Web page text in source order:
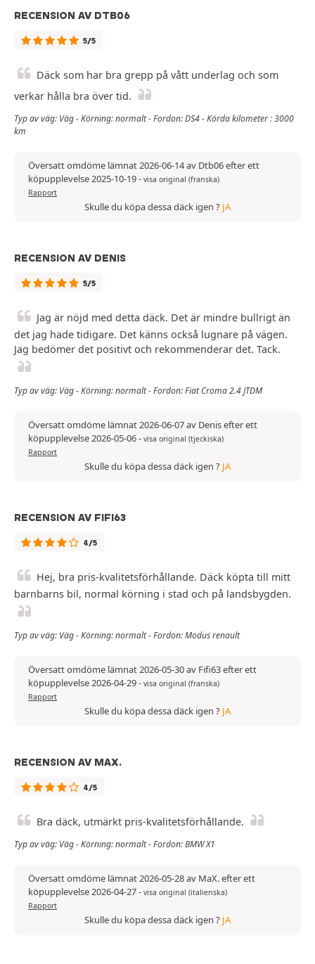
RECENSION AV DTB06
5/5
Däck som har bra grepp på vått underlag och som
verkar hålla bra över tid.
Typ av väg: Väg - Körning: normalt - Fordon: DS4 - Körda kilometer : 3000
km
Översatt omdöme lämnat 2026-06-14 av Dtb06 efter ett
köpupplevelse 2025-10-19- visa original (franska)
Rapport
Skulle du köpa dessa däck igen ? JA
RECENSION AV DENIS
5/5
Jag är nöjd med detta däck. Det är mindre bullrigt än
det jag hade tidigare. Det känns också lugnare på vägen.
Jag bedömer det positivt och rekommenderar det. Tack.
Typ av väg: Väg - Körning: normalt - Fordon: Fiat Croma 2.4 JTDM
Översatt omdöme lämnat 2026-06-07 av Denis efter ett
köpupplevelse 2026-05-06- visa original (tjeckiska)
Rapport
Skulle du köpa dessa däck igen ? JA
RECENSION AV FIFI63
4/5
Hej, bra pris-kvalitetsförhållande. Däck köpta till mitt
barnbarns bil, normal körning i stad och på landsbygden.
Typ av väg: Väg - Körning: normalt - Fordon: Modus renault
Översatt omdöme lämnat 2026-05-30 av Fifi63 efter ett
köpupplevelse 2026-04-29- visa original (franska)
Rapport
Skulle du köpa dessa däck igen ? JA
RECENSION AV MAX.
4/5
Bra däck, utmärkt pris-kvalitetsförhållande.
Typ av väg: Väg - Körning: normalt - Fordon: BMW X1
Översatt omdöme lämnat 2026-05-28 av MaX. efter ett
köpupplevelse 2026-04-27- visa original (italienska)
Rapport
Skulle du köpa dessa däck igen ? JA